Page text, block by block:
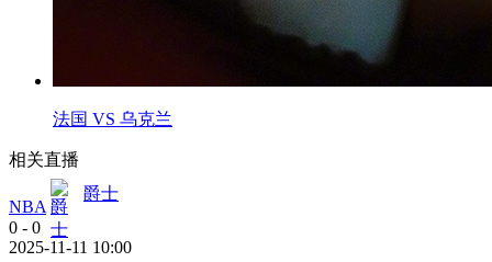
法国 VS 乌克兰
相关直播
NBA
爵士
0 - 0
2025-11-11 10:00